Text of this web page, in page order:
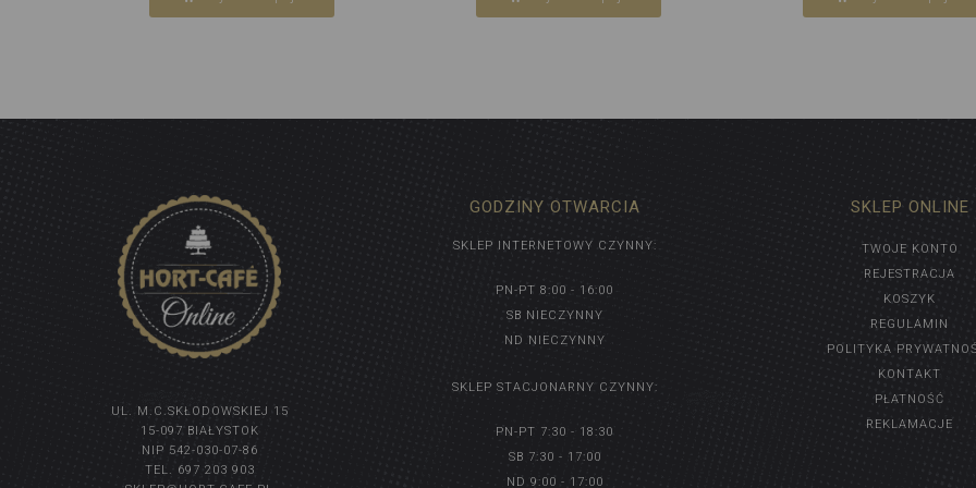
UL. M.C.SKŁODOWSKIEJ 15
15-097 BIAŁYSTOK
NIP 542-030-07-86
TEL. 697 203 903
GODZINY OTWARCIA
SKLEP INTERNETOWY CZYNNY:
PN-PT 8:00 - 16:00
SB NIECZYNNY
ND NIECZYNNY
SKLEP STACJONARNY CZYNNY:
PN-PT 7:30 - 18:30
SB 7:30 - 17:00
ND 9:00 - 17:00
SKLEP ONLINE
TWOJE KONTO
REJESTRACJA
KOSZYK
REGULAMIN
POLITYKA
KONTAKT
PŁATNOŚĆ
REKLAMACJE